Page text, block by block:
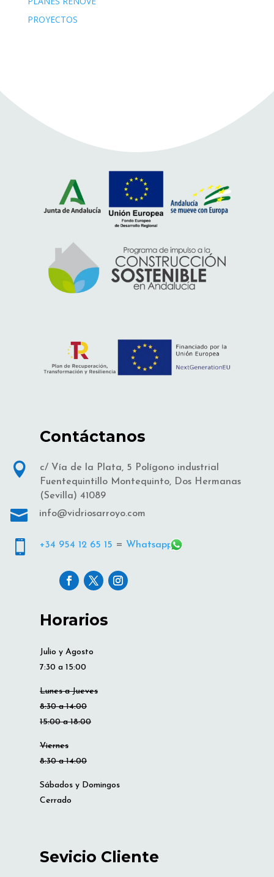
PROYECTOS
Contáctanos

c/ Vía de la Plata, 5 Polígono industrial
Fuentequintillo Montequinto, Dos Hermanas
(Sevilla) 41089
 info@vidriosarroyo.com
 +34 954 12 65 15 = Whatsapp
Horarios
Julio y Agosto
7:30 a 15:00
Lunes a Jueves
8:30 a 14:00
15:00 a 18:00
Viernes
8:30 a 14:00
Sábados y Domingos
Cerrado
Sevicio Cliente